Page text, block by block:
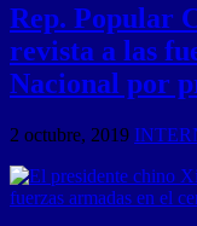
Rep. Popular
revista a las
Nacional por
2 octubre, 2019